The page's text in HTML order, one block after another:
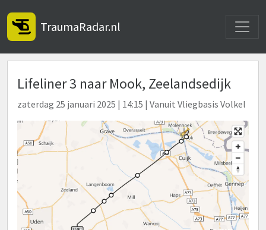
TraumaRadar.nl
Lifeliner 3 naar Mook, Zeelandsedijk
zaterdag 25 januari 2025 | 14:15 | Vanuit Vliegbasis Volkel